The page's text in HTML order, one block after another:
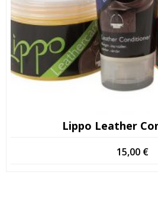
Lippo Leather
15,00 €